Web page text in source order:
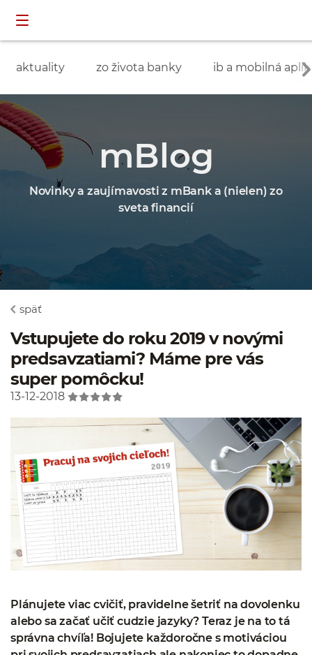
aktuality zo života banky ib a mobilná
mBlog
Novinky a zaujímavosti z mBank a (nielen) zo
sveta financií
späť
Vstupujete do roku 2019 v novými
predsavzatiami? Máme pre vás
super pomôcku!
13-12-2018
Plánujete viac cvičiť, pravidelne šetriť na dovolenku
alebo sa začať učiť cudzie jazyky? Teraz je na to tá
správna chvíľa! Bojujete každoročne s motiváciou